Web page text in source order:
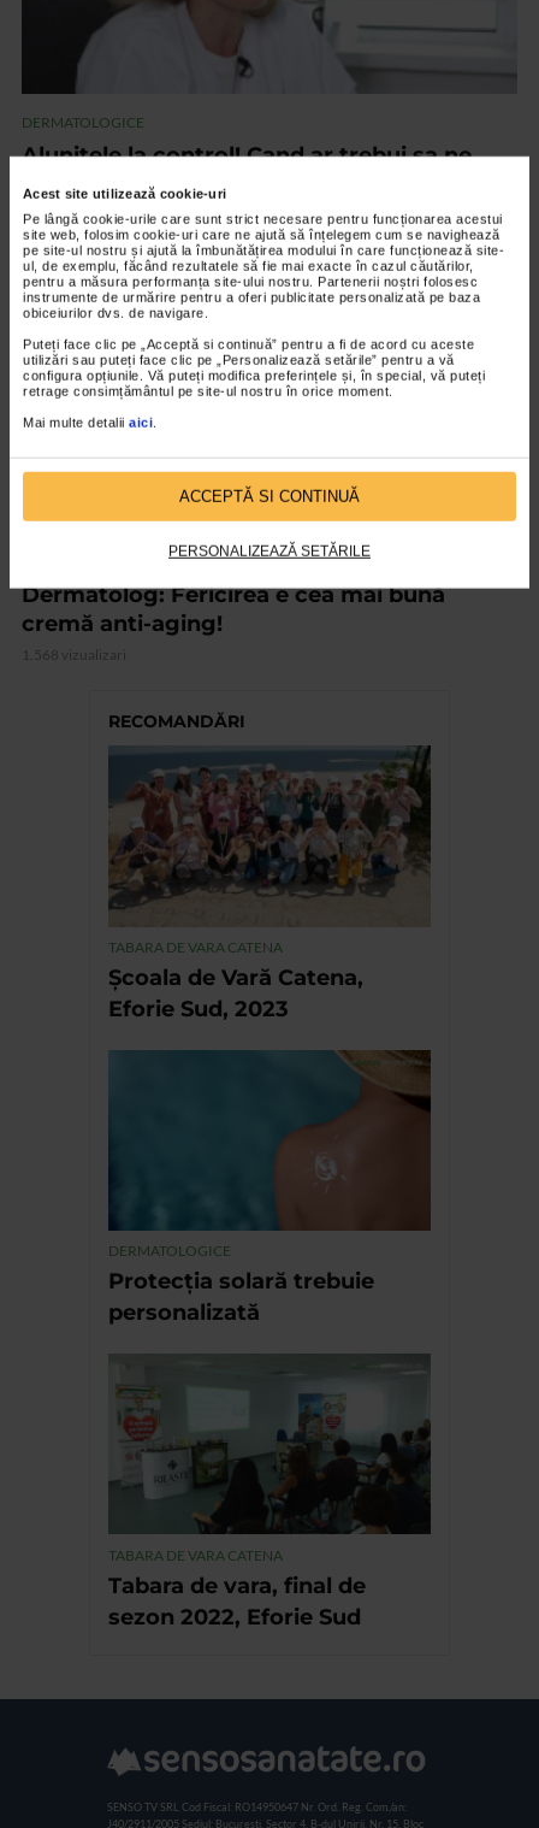
Acest site utilizează cookie-uri
Pe lângă cookie-urile care sunt strict necesare pentru funcționarea acestui
site web, folosim cookie-uri care ne ajută să înțelegem cum se navighează
pe site-ul nostru și ajută la îmbunătățirea modului în care funcționează site-
ul, de exemplu, făcând rezultatele să fie mai exacte în cazul căutărilor,
pentru a măsura performanța site-ului nostru. Partenerii noștri folosesc
instrumente de urmărire pentru a oferi publicitate personalizată pe baza
obiceiurilor dvs. de navigare.
Puteți face clic pe „Acceptă si continuă” pentru a fi de acord cu aceste
utilizări sau puteți face clic pe „Personalizează setările” pentru a vă
configura opțiunile. Vă puteți modifica preferințele și, în special, vă puteți
retrage consimțământul pe site-ul nostru în orice moment.
Mai multe detalii aici
ACCEPTĂ SI CONTINUĂ
PERSONALIZEAZĂ SETĂRILE
DERMATOLOGICE
Alunitele la control! Cand ar trebui sa ne
ingrijoram
4.470 vizualizari
VIDEO
Dermatolog: Fericirea e cea mai bună
cremă anti-aging!
1.568 vizualizari
RECOMANDĂRI
TABARA DE VARA CATENA
Școala de Vară Catena,
Eforie Sud, 2023
DERMATOLOGICE
Protecția solară trebuie
personalizată
TABARA DE VARA CATENA
Tabara de vara, final de
sezon 2022, Eforie Sud
SENSO TV SRL Cod Fiscal: RO14950647 Nr. Ord. Reg. Com./an:
J40/2911/2005 Sediul: Bucuresti, Sector 4, B-dul Unirii, Nr. 15, Bloc